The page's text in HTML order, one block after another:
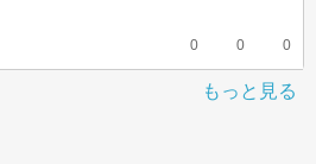
0 0 0
もっと見る